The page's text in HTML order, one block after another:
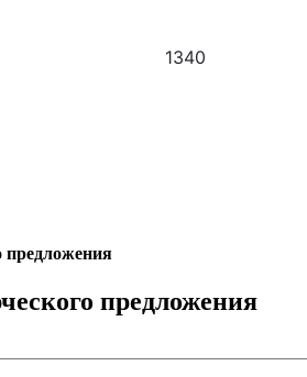
1340
предложения
предложения